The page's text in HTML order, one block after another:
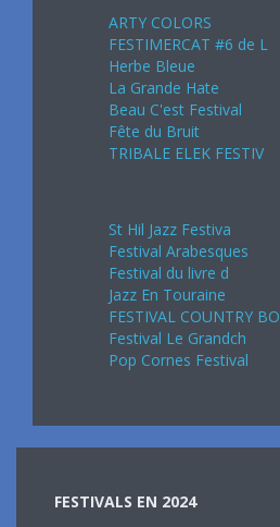
ARTY COLORS
FESTIMERCAT #6 de L
Herbe Bleue
La Grande Hate
Beau C'est Festival
Fête du Bruit
TRIBALE ELEK FESTIV
St Hil Jazz Festiva
Festival Arabesques
Festival du livre d
Jazz En Touraine
FESTIVAL COUNTRY BO
Festival Le Grandch
Pop Cornes Festival
FESTIVALS EN 2024